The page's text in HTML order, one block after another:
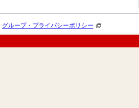
グループ・プライバシーポリシー